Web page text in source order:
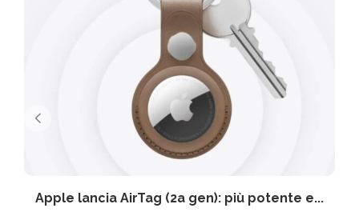
Apple lancia AirTag (2a gen): più potente e...